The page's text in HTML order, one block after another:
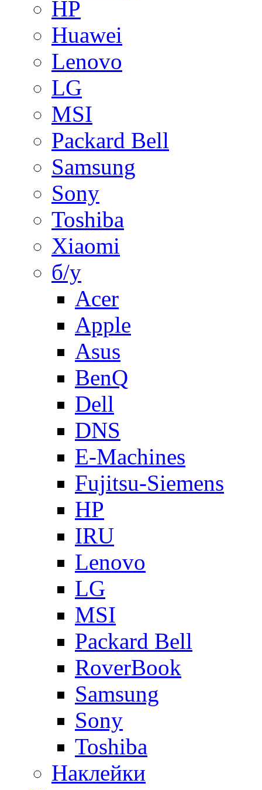
HP
Huawei
Lenovo
LG
MSI
Packard Bell
Samsung
Sony
Toshiba
Xiaomi
б/у
Acer
Apple
Asus
BenQ
Dell
DNS
E-Machines
Fujitsu-Siemens
HP
IRU
Lenovo
LG
MSI
Packard Bell
RoverBook
Samsung
Sony
Toshiba
Наклейки